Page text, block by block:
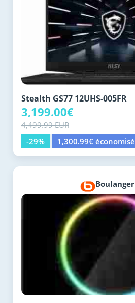
Stealth GS77 12UHS-005FR
3,199.00€
4,499.99 EUR
-29%
1,300.99€ économisé
Boulanger